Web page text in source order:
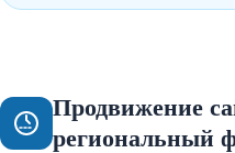
Продвижение
региональный